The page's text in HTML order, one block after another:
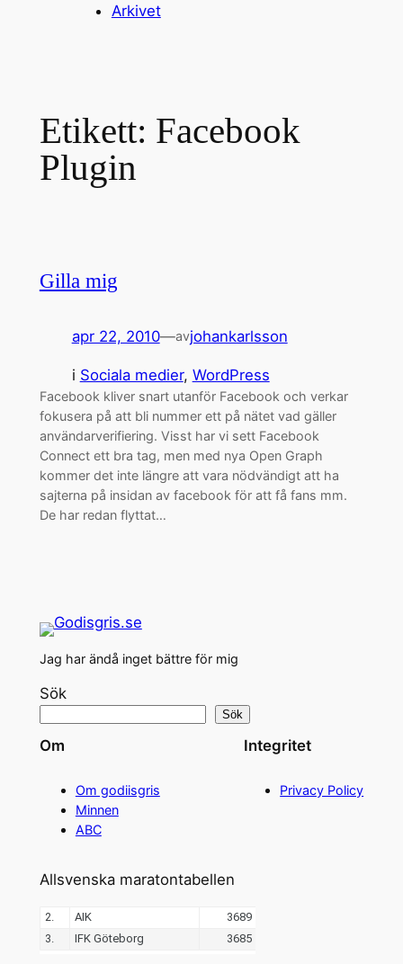
Arkivet
Etikett: Facebook
Plugin
Gilla mig
apr 22, 2010—avjohankarlsson
i Sociala medier, WordPress
Facebook kliver snart utanför Facebook och verkar
fokusera på att bli nummer ett på nätet vad gäller
användarverifiering. Visst har vi sett Facebook
Connect ett bra tag, men med nya Open Graph
kommer det inte längre att vara nödvändigt att ha
sajterna på insidan av facebook för att få fans mm.
De har redan flyttat…
Jag har ändå inget bättre för mig
Sök
Sök
Om
Om godiisgris
Minnen
ABC
Integritet
Privacy Policy
Allsvenska maratontabellen